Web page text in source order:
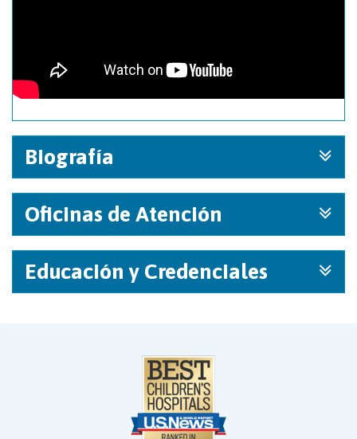
Biografía
Oficinas de Atención
Educación y Credenciales